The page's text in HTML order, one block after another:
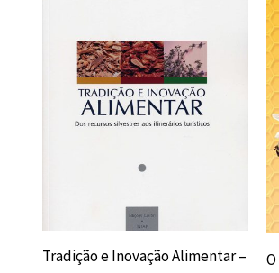
Tradição e Inovação Alimentar –